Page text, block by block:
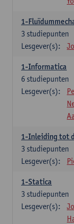
1-
3 studiepunten
Lesgever(s):
1-Informatica
6 studiepunten
Lesgever(s):
1-Inleiding tot
3 studiepunten
Lesgever(s):
1-Statica
3 studiepunten
Lesgever(s):